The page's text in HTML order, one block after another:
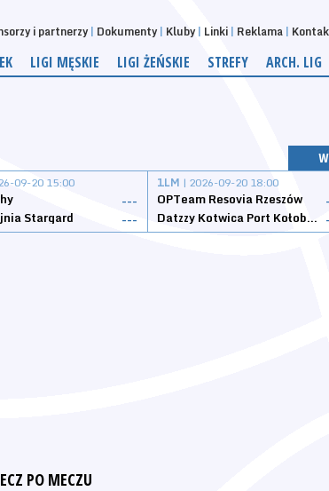
i partnerzy Dokumenty Kluby Linki Reklama
LIGI MĘSKIE LIGI ŻEŃSKIE STREFY ARCH. LIG
09-20 15:00
---
Stargard
---
1LM | 2026-09-20 18:00
OPTeam Resovia Rzeszów
Datzzy Kotwica Port Kołobrzeg
PO MECZU